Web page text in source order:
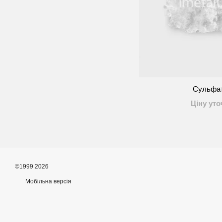
Ціну
©1999 2026
Мобільна версія